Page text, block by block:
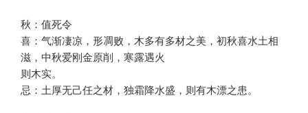
秋：值死令
喜：气渐凄凉，形凋败，木多有多材之美，初秋喜水土相
滋，中秋爱刚金原削，寒露遇火
则木实。
忌：土厚无己任之材，独霜降水盛，则有木漂之患。